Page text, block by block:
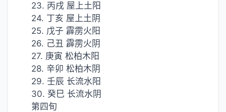
23. 丙戌 屋上土阳
24. 丁亥 屋上土阴
25. 戊子 霹雳火阳
26. 己丑 霹雳火阴
27. 庚寅 松柏木阳
28. 辛卯 松柏木阴
29. 壬辰 长流水阳
30. 癸巳 长流水阴
第四旬